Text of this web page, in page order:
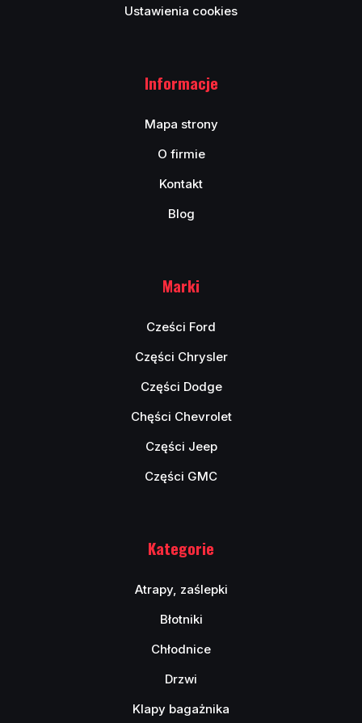
Ustawienia cookies
Informacje
Mapa strony
O firmie
Kontakt
Blog
Marki
Cześci Ford
Części Chrysler
Części Dodge
Chęści Chevrolet
Części Jeep
Części GMC
Kategorie
Atrapy, zaślepki
Błotniki
Chłodnice
Drzwi
Klapy bagażnika